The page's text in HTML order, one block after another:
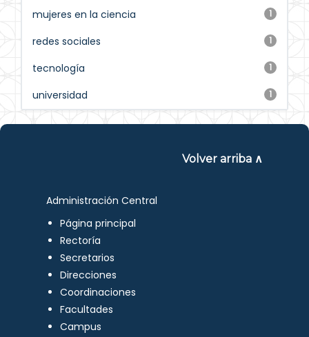
1
mujeres en la ciencia
1
redes sociales
1
tecnología
1
universidad
Volver arriba ∧
Administración Central
Página principal
Rectoría
Secretarios
Direcciones
Coordinaciones
Facultades
Campus